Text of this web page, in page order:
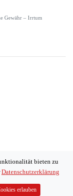
Gewähr – Irrtum
bieten zu
Datenschutzerklärung
erlauben